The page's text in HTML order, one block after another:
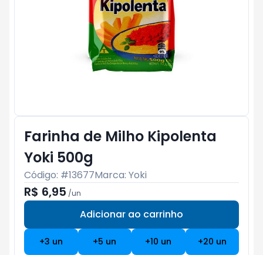
Farinha de Milho Kipolenta
Yoki 500g
Código: #13677Marca: Yoki
R$ 6,95 /un
Adicionar ao carrinho
+3 un +5 un +10 un +20 un